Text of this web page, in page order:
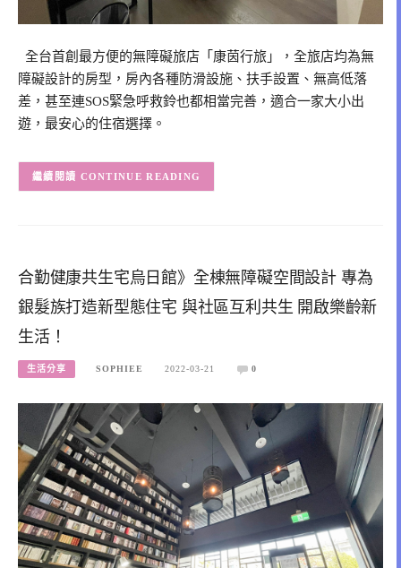
全台首創最方便的無障礙旅店「康茵行旅」，全旅店均為無
障礙設計的房型，房內各種防滑設施、扶手設置、無高低落
差，甚至連SOS緊急呼救鈴也都相當完善，適合一家大小出
遊，最安心的住宿選擇。
CONTINUE READING
合勤健康共生宅烏日館》全棟無障礙空間設計 專為
銀髮族打造新型態住宅 與社區互利共生 開啟樂齡新
生活！
生活分享 SOPHIEE 2022-03-21 0